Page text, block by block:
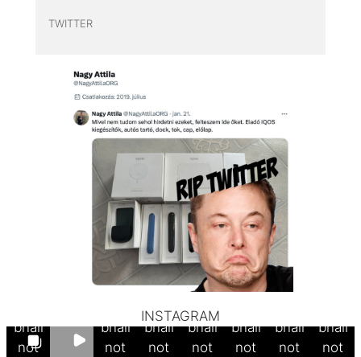
TWITTER
INSTAGRAM
bnail
not
bnail
not
Thum
bnail
not
Thum
bnail
not
bnail
not
bnail
not
bnail
not